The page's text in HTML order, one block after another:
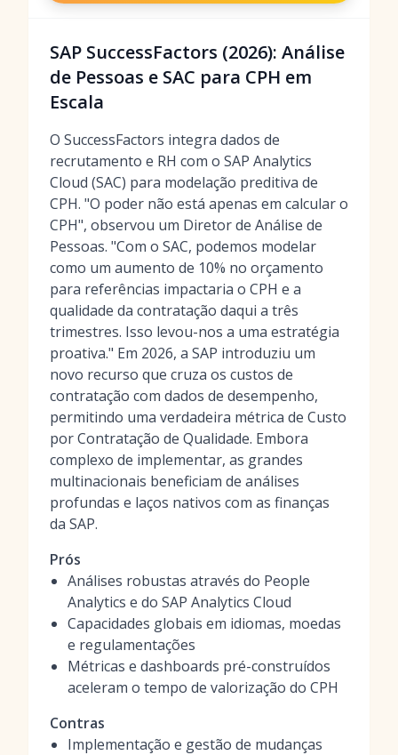
SAP SuccessFactors (2026): Análise
de Pessoas e SAC para CPH em
Escala
O SuccessFactors integra dados de
recrutamento e RH com o SAP Analytics
Cloud (SAC) para modelação preditiva de
CPH. "O poder não está apenas em calcular o
CPH", observou um Diretor de Análise de
Pessoas. "Com o SAC, podemos modelar
como um aumento de 10% no orçamento
para referências impactaria o CPH e a
qualidade da contratação daqui a três
trimestres. Isso levou-nos a uma estratégia
proativa." Em 2026, a SAP introduziu um
novo recurso que cruza os custos de
contratação com dados de desempenho,
permitindo uma verdadeira métrica de Custo
por Contratação de Qualidade. Embora
complexo de implementar, as grandes
multinacionais beneficiam de análises
profundas e laços nativos com as finanças
da SAP.
Prós
Análises robustas através do People
Analytics e do SAP Analytics Cloud
Capacidades globais em idiomas, moedas
e regulamentações
Métricas e dashboards pré-construídos
aceleram o tempo de valorização do CPH
Contras
Implementação e gestão de mudanças